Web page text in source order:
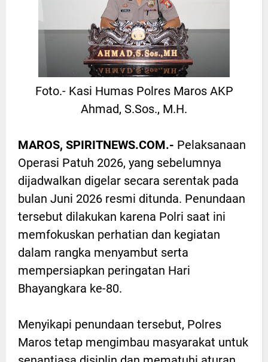
Foto.- Kasi Humas Polres Maros AKP
Ahmad, S.Sos., M.H.
MAROS, SPIRITNEWS.COM.- Pelaksanaan
Operasi Patuh 2026, yang sebelumnya
dijadwalkan digelar secara serentak pada
bulan Juni 2026 resmi ditunda. Penundaan
tersebut dilakukan karena Polri saat ini
memfokuskan perhatian dan kegiatan
dalam rangka menyambut serta
mempersiapkan peringatan Hari
Bhayangkara ke-80.
Menyikapi penundaan tersebut, Polres
Maros tetap mengimbau masyarakat untuk